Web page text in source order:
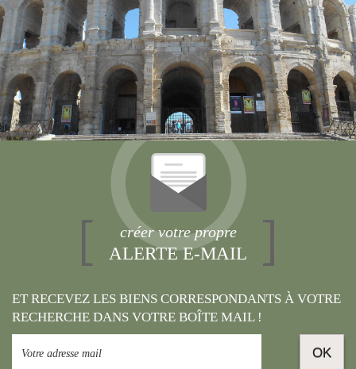
créer votre propre
ALERTE E-MAIL
ET RECEVEZ LES BIENS CORRESPONDANTS À VOTRE
RECHERCHE DANS VOTRE BOÎTE MAIL !
OK